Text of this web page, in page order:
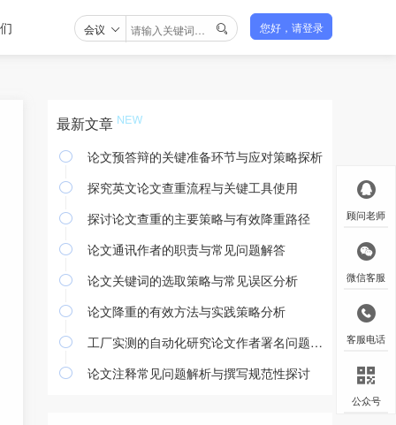
会议  您好，请登录
最新文章
 论文预答辩的关键准备环节与应对策略探析
 探究英文论文查重流程与关键工具使用
 探讨论文查重的主要策略与有效降重路径
 论文通讯作者的职责与常见问题解答
 论文关键词的选取策略与常见误区分析
 论文降重的有效方法与实践策略分析
 工厂实测的自动化研究论文作者署名问题探讨
 论文注释常见问题解析与撰写规范性探讨
顾问老师
微信客服
客服电话
公众号